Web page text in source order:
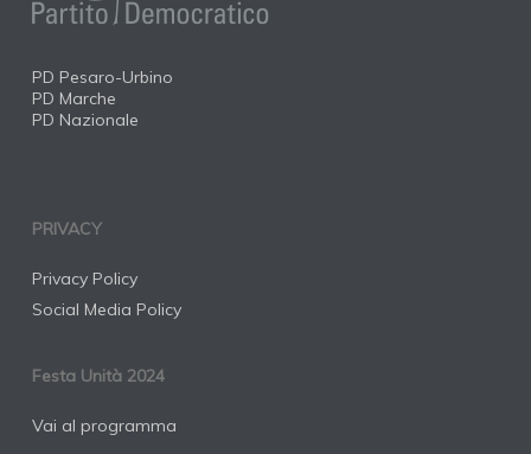
PD Pesaro-Urbino
PD Marche
PD Nazionale
PRIVACY
Privacy Policy
Social Media Policy
Festa Unità 2024
Vai al programma